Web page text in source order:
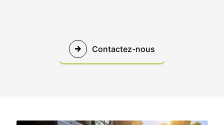
Contactez-nous